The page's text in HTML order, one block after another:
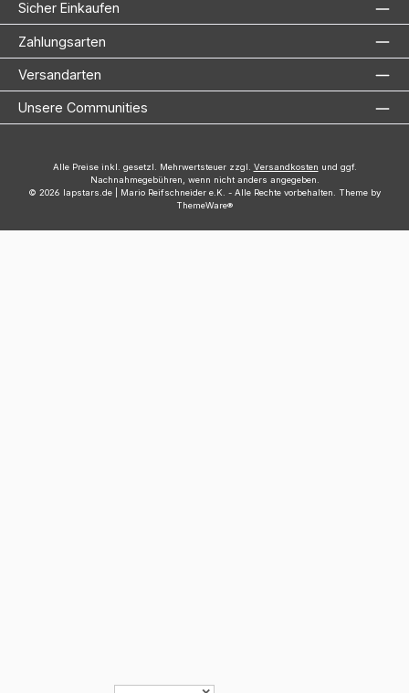
Sicher Einkaufen
Zahlungsarten
Versandarten
Unsere Communities
Alle Preise inkl. gesetzl. Mehrwertsteuer zzgl. Versandkosten und ggf.
Nachnahmegebühren, wenn nicht anders angegeben.
© 2026 lapstars.de | Mario Reifschneider e.K. - Alle Rechte vorbehalten. Theme by
ThemeWare®